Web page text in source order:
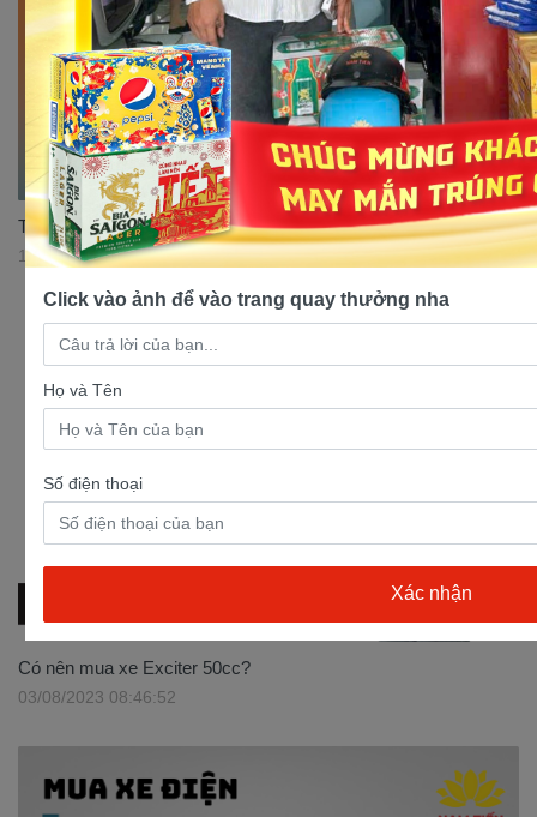
Top 3 mẫu xe Cub 50cc đáng mua nhất thị trường
17/07/2023 11:30:37
Có nên mua xe Exciter 50cc?
03/08/2023 08:46:52
Click vào ảnh để vào trang quay thưởng nha
Họ và Tên
Số điện thoại